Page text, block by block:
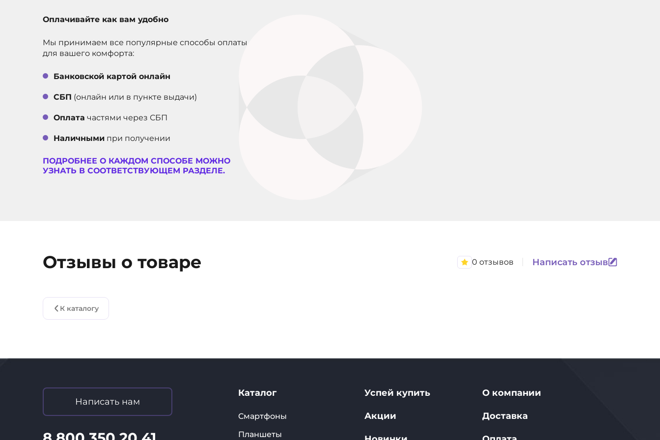
Оплачивайте как вам удобно
Мы принимаем все популярные способы оплаты
для вашего комфорта:
Банковской картой онлайн
СБП (онлайн или в пункте выдачи)
Оплата частями через СБП
Наличными при получении
ПОДРОБНЕЕ О КАЖДОМ СПОСОБЕ МОЖНО
УЗНАТЬ В СООТВЕТСТВУЮЩЕМ РАЗДЕЛЕ.
Отзывы о товаре 0 отзывов Написать отзыв
К каталогу
Написать нам
Каталог
Смартфоны
Планшеты
Успей купить
Акции
О компании
Доставка